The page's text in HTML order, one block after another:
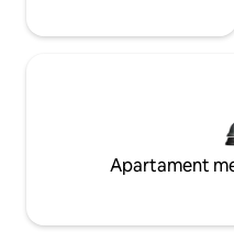
Apartament